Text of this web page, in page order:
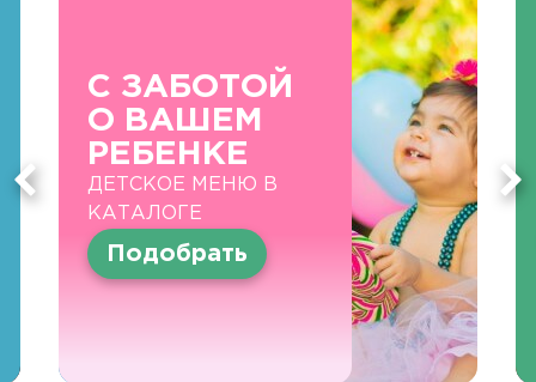
С ЗАБОТОЙ
О ВАШЕМ
РЕБЕНКЕ
ДЕТСКОЕ МЕНЮ В
КАТАЛОГЕ
Подобрать